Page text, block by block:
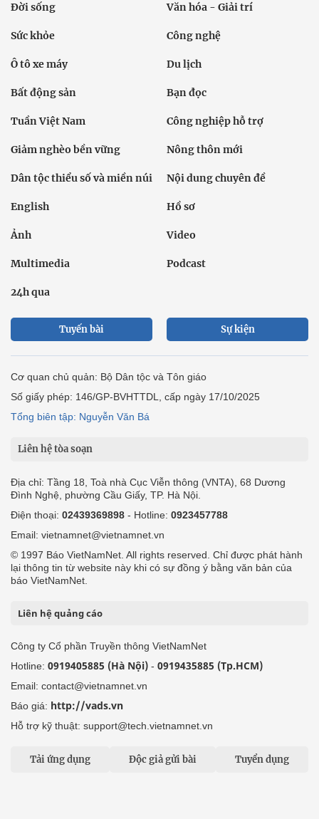
Đời sống Văn hóa - Giải trí
Sức khỏe Công nghệ
Ô tô xe máy Du lịch
Bất động sản Bạn đọc
Tuần Việt Nam Công nghiệp hỗ trợ
Giảm nghèo bền vững Nông thôn mới
Dân tộc thiểu số và miền núi Nội dung chuyên đề
English Hồ sơ
Ảnh Video
Multimedia Podcast
24h qua
Tuyến bài Sự kiện
Cơ quan chủ quản: Bộ Dân tộc và Tôn giáo
Số giấy phép: 146/GP-BVHTTDL, cấp ngày 17/10/2025
Tổng biên tập: Nguyễn Văn Bá
Liên hệ tòa soạn
Địa chỉ: Tầng 18, Toà nhà Cục Viễn thông (VNTA), 68 Dương
Đình Nghệ, phường Cầu Giấy, TP. Hà Nội.
Điện thoại: 02439369898 - Hotline: 0923457788
Email: vietnamnet@vietnamnet.vn
© 1997 Báo VietNamNet. All rights reserved. Chỉ được phát hành
lại thông tin từ website này khi có sự đồng ý bằng văn bản của
báo VietNamNet.
Liên hệ quảng cáo
Công ty Cổ phần Truyền thông VietNamNet
Hotline: 0919405885 (Hà Nội) - 0919435885 (Tp.HCM)
Email: contact@vietnamnet.vn
Báo giá: http://vads.vn
Hỗ trợ kỹ thuật: support@tech.vietnamnet.vn
Tải ứng dụng Độc giả gửi bài Tuyển dụng